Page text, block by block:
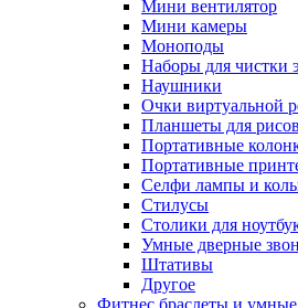
Мини вентилятор
Мини камеры
Моноподы
Наборы для чистки
Наушники
Очки виртуальной
Планшеты для
Портативные
Портативные
Селфи лампы и
Стилусы
Столики для
Умные дверные
Штативы
Другое
Фитнес браслеты и